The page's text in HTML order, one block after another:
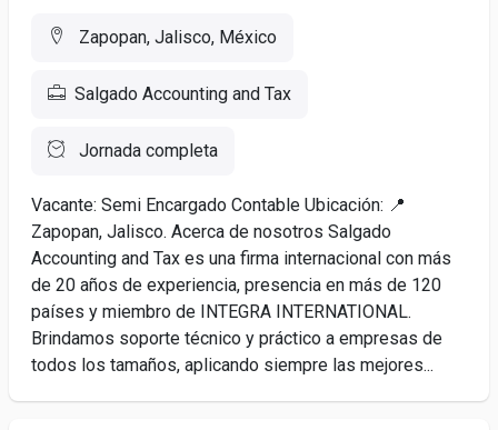
Zapopan, Jalisco, México
Salgado Accounting and Tax
Jornada completa
Vacante: Semi Encargado Contable Ubicación: 📍
Zapopan, Jalisco. Acerca de nosotros Salgado
Accounting and Tax es una firma internacional con más
de 20 años de experiencia, presencia en más de 120
países y miembro de INTEGRA INTERNATIONAL.
Brindamos soporte técnico y práctico a empresas de
todos los tamaños, aplicando siempre las mejores...